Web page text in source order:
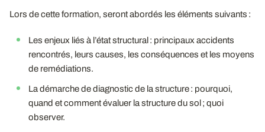
Lors de cette formation, seront abordés les éléments suivants :
Les enjeux liés à l’état structural : principaux accidents
rencontrés, leurs causes, les conséquences et les moyens
de remédiations.
La démarche de diagnostic de la structure : pourquoi,
quand et comment évaluer la structure du sol ; quoi
observer.